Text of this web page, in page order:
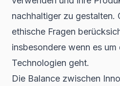
nachhaltiger zu gestalten.
ethische Fragen
insbesondere wenn es um
Technologien geht.
Die Balance zwischen